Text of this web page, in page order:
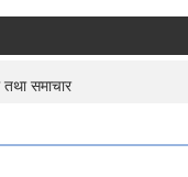
समाचार